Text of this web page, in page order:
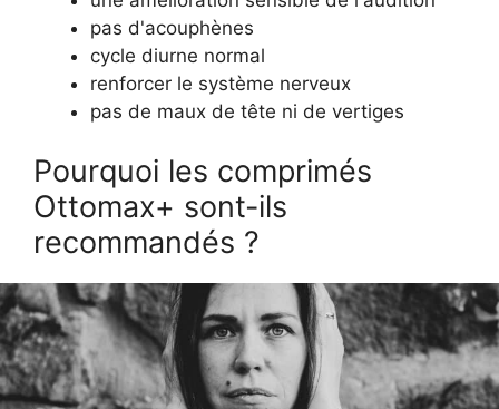
pas d'acouphènes
cycle diurne normal
renforcer le système nerveux
pas de maux de tête ni de vertiges
Pourquoi les comprimés
Ottomax+ sont-ils
recommandés ?